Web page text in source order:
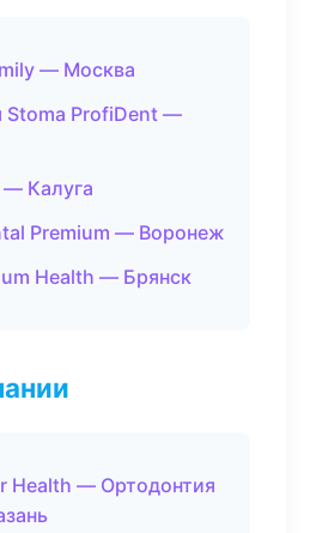
— Москва
Stoma ProfiDent —
Калуга
Premium — Воронеж
Health — Брянск
Health — Ортодонтия